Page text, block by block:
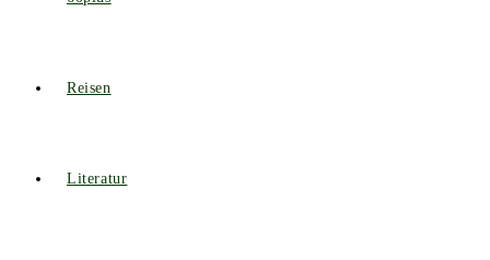
Reisen
Literatur